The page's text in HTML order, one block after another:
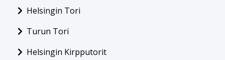
Helsingin Tori
Turun Tori
Helsingin Kirpputorit